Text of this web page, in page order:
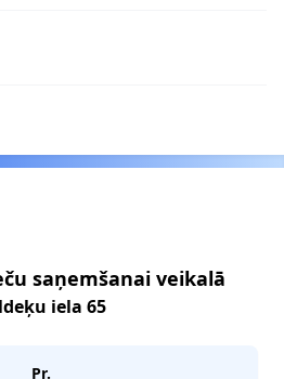
saņemšanai veikalā
iela 65
Pr.